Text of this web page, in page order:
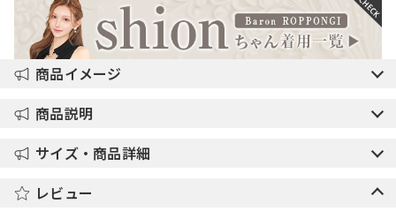
商品イメージ
商品説明
サイズ・商品詳細
レビュー